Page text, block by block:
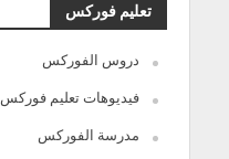
تعليم فوركس
دروس الفوركس
فيديوهات تعليم فوركس
مدرسة الفوركس